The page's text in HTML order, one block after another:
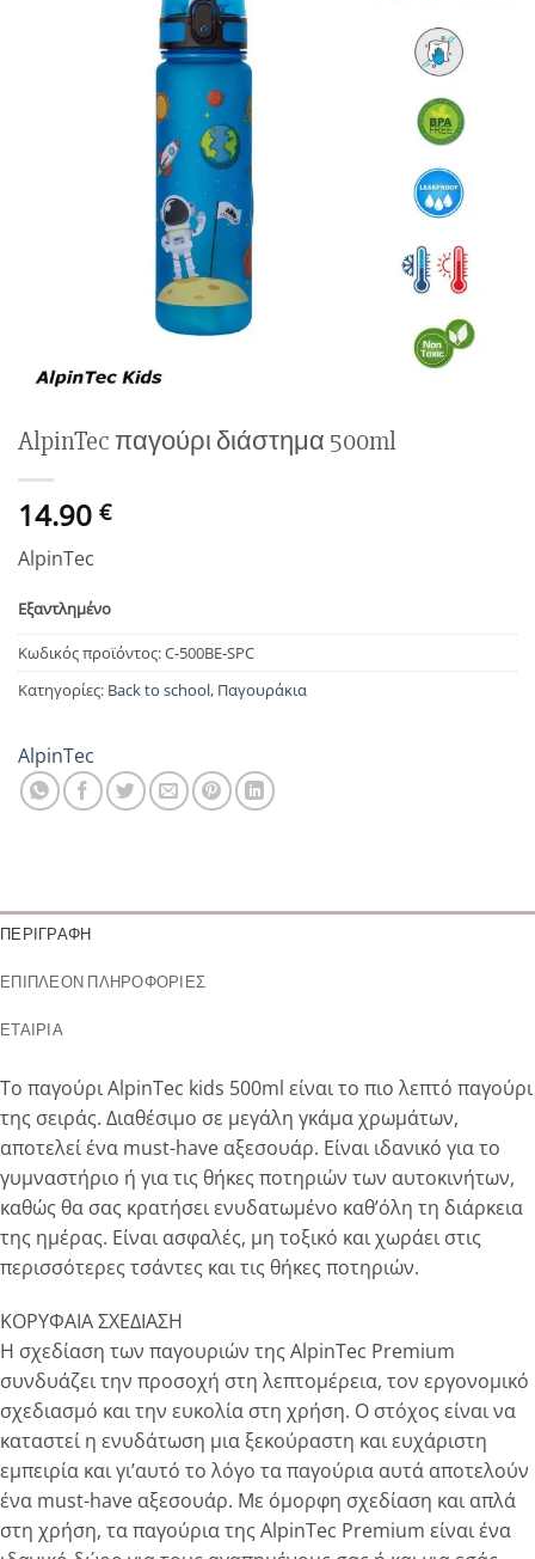
AlpinTec παγούρι διάστημα 500ml
14.90 €
AlpinTec
Εξαντλημένο
Κωδικός προϊόντος:C-500BE-SPC
Κατηγορίες: Back to school, Παγουράκια
AlpinTec
ΠΕΡΙΓΡΑΦΉ
ΕΠΙΠΛΈΟΝ ΠΛΗΡΟΦΟΡΊΕΣ
ΕΤΑΙΡΊΑ
Το παγούρι AlpinTec kids 500ml είναι το πιο λεπτό παγούρι
της σειράς. Διαθέσιμο σε μεγάλη γκάμα χρωμάτων,
αποτελεί ένα must-have αξεσουάρ. Είναι ιδανικό για το
γυμναστήριο ή για τις θήκες ποτηριών των αυτοκινήτων,
καθώς θα σας κρατήσει ενυδατωμένο καθ’όλη τη διάρκεια
της ημέρας. Είναι ασφαλές, μη τοξικό και χωράει στις
περισσότερες τσάντες και τις θήκες ποτηριών.
ΚΟΡΥΦΑΙΑ ΣΧΕΔΙΑΣΗ
Η σχεδίαση των παγουριών της AlpinTec Premium
συνδυάζει την προσοχή στη λεπτομέρεια, τον εργονομικό
σχεδιασμό και την ευκολία στη χρήση. Ο στόχος είναι να
καταστεί η ενυδάτωση μια ξεκούραστη και ευχάριστη
εμπειρία και γι’αυτό το λόγο τα παγούρια αυτά αποτελούν
ένα must-have αξεσουάρ. Με όμορφη σχεδίαση και απλά
στη χρήση, τα παγούρια της AlpinTec Premium είναι ένα